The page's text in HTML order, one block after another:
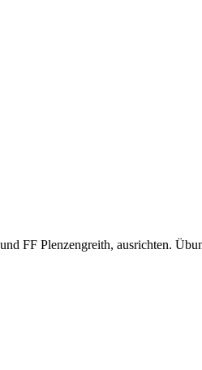
FF Plenzengreith, ausrichten.